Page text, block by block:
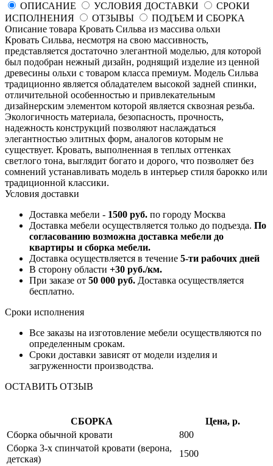
ОПИСАНИЕ
УСЛОВИЯ ДОСТАВКИ
СРОКИ
ИСПОЛНЕНИЯ
ОТЗЫВЫ
ПОДЪЕМ И СБОРКА
Описание товара Кровать Сильва из массива ольхи
Кровать Сильва, несмотря на свою массивность,
представляется достаточно элегантной моделью, для которой
был подобран нежный дизайн, роднящий изделие из ценной
древесины ольхи с товаром класса премиум. Модель Сильва
традиционно является обладателем высокой задней спинки,
отличительной особенностью и привлекательным
дизайнерским элементом которой является сквозная резьба.
Экологичность материала, безопасность, прочность,
надежность конструкций позволяют наслаждаться
элегантностью элитных форм, аналогов которым не
существует. Кровать, выполненная в теплых оттенках
светлого тона, выглядит богато и дорого, что позволяет без
сомнений устанавливать модель в интерьер стиля барокко или
традиционной классики.
Условия доставки
Доставка мебели - 1500 руб. по городу Москва
Доставка мебели осуществляется только до подъезда. По
согласованию возможна доставка мебели до
квартиры и сборка мебели.
Доставка осуществляется в течение 5-ти рабочих дней
В сторону области +30 руб./км.
При заказе от 50 000 руб. Доставка осуществляется
бесплатно.
Сроки исполнения
Все заказы на изготовление мебели осуществляются по
определенным срокам.
Сроки доставки зависят от модели изделия и
загруженности производства.
ОСТАВИТЬ ОТЗЫВ
СБОРКА
Цена, р.
Сборка обычной кровати
800
Сборка 3-х спинчатой кровати (верона,
детская)
1500